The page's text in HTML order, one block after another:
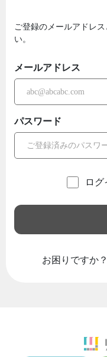
ご登録のメールアドレ
い。
メールアドレス
パスワード
ロ
お困りですか？